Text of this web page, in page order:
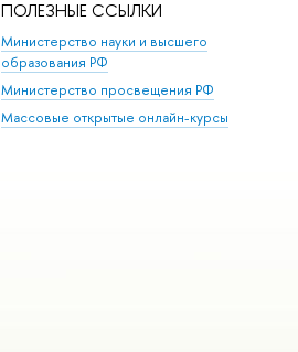
ПОЛЕЗНЫЕ ССЫЛКИ
Министерство науки и высшего
образования РФ
Министерство просвещения РФ
Массовые открытые онлайн-курсы